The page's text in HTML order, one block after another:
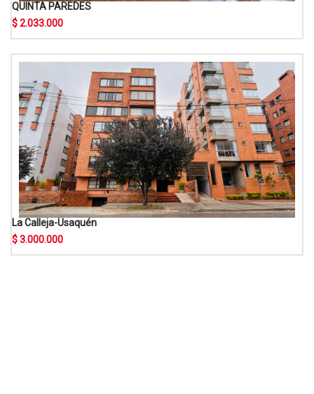
QUINTA PAREDES
$ 2.033.000
La Calleja-Usaquén
$ 3.000.000